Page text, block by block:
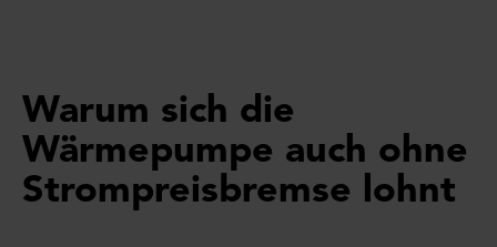
Warum sich die
Wärmepumpe auch ohne
Strompreisbremse lohnt